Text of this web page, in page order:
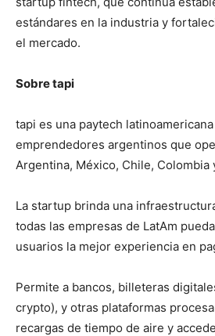
estándares en la industria y
el mercado.
Sobre tapi
tapi es una paytech
emprendedores argentinos que
Argentina, México, Chile, Colombia
La startup brinda una
todas las empresas de LatAm
usuarios la mejor experiencia en
Permite a bancos, billeteras
crypto), y otras plataformas
recargas de tiempo de aire y